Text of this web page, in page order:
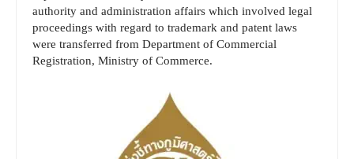
authority and administration affairs which involved legal
proceedings with regard to trademark and patent laws
were transferred from Department of Commercial
Registration, Ministry of Commerce.